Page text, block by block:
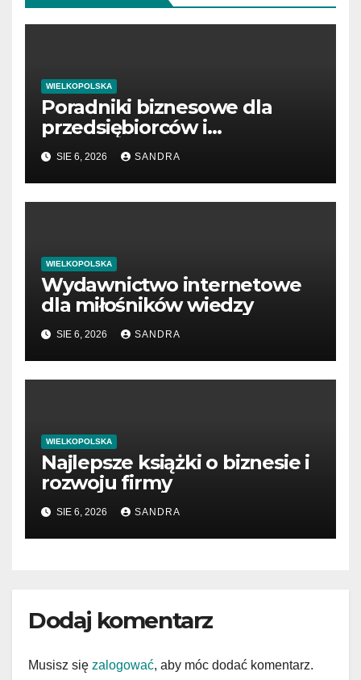
WIELKOPOLSKA
Poradniki biznesowe dla
przedsiębiorców i
menedżerów
SIE 6, 2026 SANDRA
WIELKOPOLSKA
Wydawnictwo internetowe
dla miłośników wiedzy
SIE 6, 2026 SANDRA
WIELKOPOLSKA
Najlepsze książki o biznesie i
rozwoju firmy
SIE 6, 2026 SANDRA
Dodaj komentarz
Musisz się zalogować, aby móc dodać komentarz.